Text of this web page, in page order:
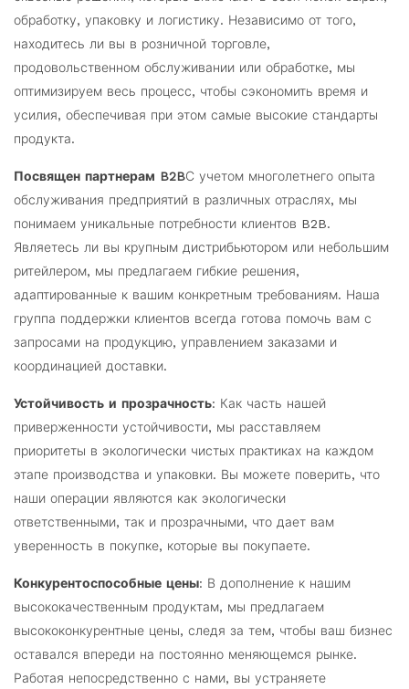
обработку, упаковку и логистику. Независимо от того,
находитесь ли вы в розничной торговле,
продовольственном обслуживании или обработке, мы
оптимизируем весь процесс, чтобы сэкономить время и
усилия, обеспечивая при этом самые высокие стандарты
продукта.
Посвящен партнерам B2BС учетом многолетнего опыта
обслуживания предприятий в различных отраслях, мы
понимаем уникальные потребности клиентов B2B.
Являетесь ли вы крупным дистрибьютором или небольшим
ритейлером, мы предлагаем гибкие решения,
адаптированные к вашим конкретным требованиям. Наша
группа поддержки клиентов всегда готова помочь вам с
запросами на продукцию, управлением заказами и
координацией доставки.
Устойчивость и прозрачность: Как часть нашей
приверженности устойчивости, мы расставляем
приоритеты в экологически чистых практиках на каждом
этапе производства и упаковки. Вы можете поверить, что
наши операции являются как экологически
ответственными, так и прозрачными, что дает вам
уверенность в покупке, которые вы покупаете.
Конкурентоспособные цены: В дополнение к нашим
высококачественным продуктам, мы предлагаем
высококонкурентные цены, следя за тем, чтобы ваш бизнес
оставался впереди на постоянно меняющемся рынке.
Работая непосредственно с нами, вы устраняете